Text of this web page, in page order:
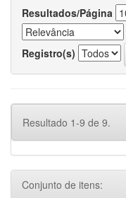
Resultados/Página
Registro(s)
Resultado 1-9 de 9.
Conjunto de itens: